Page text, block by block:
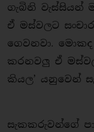
ගැබිනි වැස්සියන්
ඒ මස්වලට
ගෙවනවා.
කරනවලු ඒ
කියල’ යනුවෙන්
සැකකරුවන්ගේ